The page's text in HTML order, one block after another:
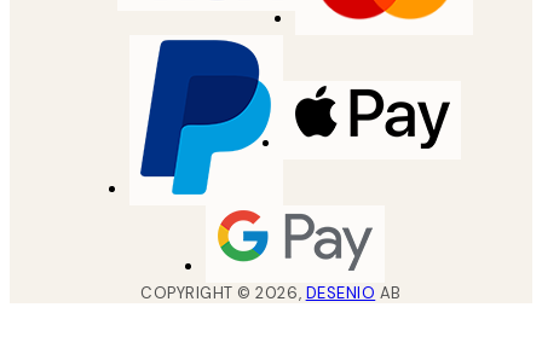
COPYRIGHT ©2026, DESENIO AB